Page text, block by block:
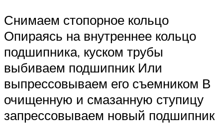
Снимаем стопорное кольцо
Опираясь на внутреннее кольцо
подшипника, куском трубы
выбиваем подшипник Или
выпрессовываем его съемником В
очищенную и смазанную ступицу
запрессовываем новый подшипник